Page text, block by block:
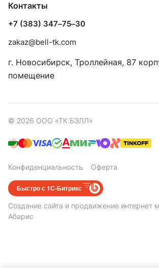
Контакты
+7 (383) 347‒75‒30
zakaz@bell-tk.com
г. Новосибирск, ​Троллейная, 87
помещение
© 2026 ООО «ТК БЭЛЛ»
Конфиденциальность Оферта
Быстро с 1С-Битрикс
Создание сайта и продвижение интернет
Абарис